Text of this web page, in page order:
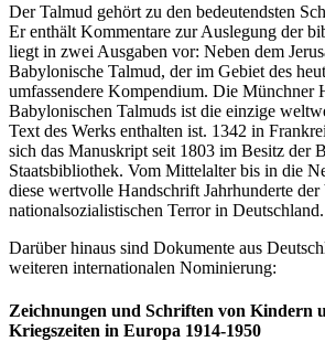
Der Talmud gehört zu den bedeutendsten
Er enthält Kommentare zur Auslegung der
liegt in zwei Ausgaben vor: Neben dem
Babylonische Talmud, der im Gebiet des
umfassendere Kompendium. Die Münchner
Babylonischen Talmuds ist die einzige
Text des Werks enthalten ist. 1342 in
sich das Manuskript seit 1803 im Besitz der
Staatsbibliothek. Vom Mittelalter bis in die
diese wertvolle Handschrift Jahrhunderte
nationalsozialistischen Terror in Deutschland.
Darüber hinaus sind Dokumente aus
weiteren internationalen Nominierung:
Zeichnungen und Schriften von Kindern
Kriegszeiten in Europa 1914-1950